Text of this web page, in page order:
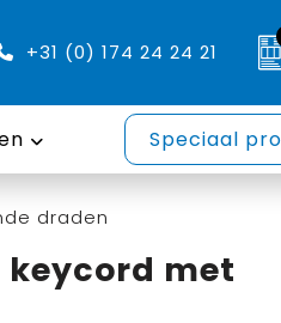
+31 (0) 174 24 24 21
Speciaal
draden
met